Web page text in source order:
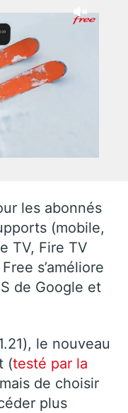
les abonnés
(mobile,
TV, Fire TV
s’améliore
de Google et
le nouveau
(testé par la
de choisir
plus